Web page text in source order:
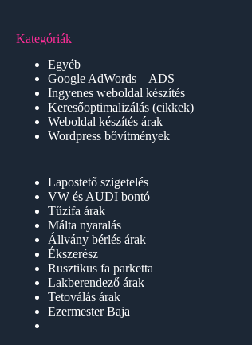
Kategóriák
Egyéb
Google AdWords – ADS
Ingyenes weboldal készítés
Keresőoptimalizálás (cikkek)
Weboldal készítés árak
Wordpress bővítmények
Lapostető szigetelés
VW és AUDI bontó
Tűzifa árak
Málta nyaralás
Állvány bérlés árak
Ékszerész
Rusztikus fa parketta
Lakberendező árak
Tetoválás árak
Ezermester Baja